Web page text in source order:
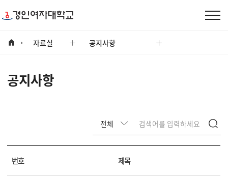
자료실 공지사항
공지사항
번호 제목